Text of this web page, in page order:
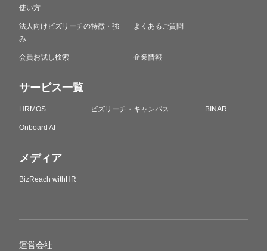
使い方
法人向けビズリーチの特徴・強
み
会員お試し検索
よくあるご質問
企業情報
サービス一覧
HRMOS ビズリーチ・キャンパス BINAR
Onboard AI
メディア
BizReach withHR
運営会社